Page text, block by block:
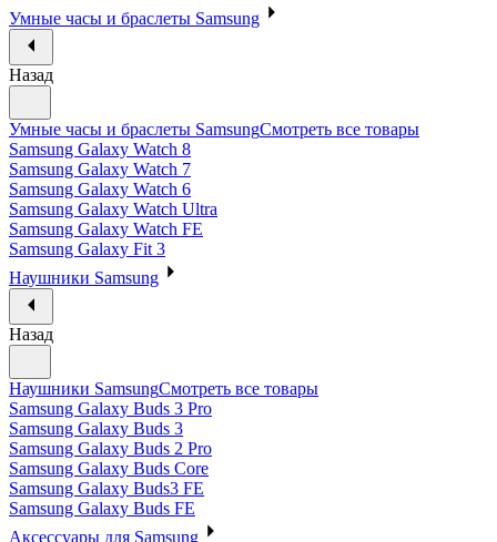
Умные часы и браслеты Samsung
Назад
Умные часы и браслеты SamsungСмотреть все товары
Samsung Galaxy Watch 8
Samsung Galaxy Watch 7
Samsung Galaxy Watch 6
Samsung Galaxy Watch Ultra
Samsung Galaxy Watch FE
Samsung Galaxy Fit 3
Наушники Samsung
Назад
Наушники SamsungСмотреть все товары
Samsung Galaxy Buds 3 Pro
Samsung Galaxy Buds 3
Samsung Galaxy Buds 2 Pro
Samsung Galaxy Buds Core
Samsung Galaxy Buds3 FE
Samsung Galaxy Buds FE
Аксессуары для Samsung